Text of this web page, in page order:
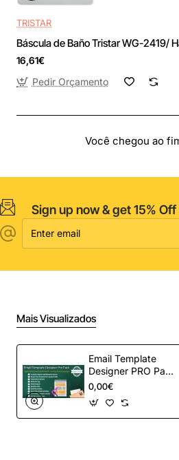
TRISTAR
Báscula de Baño Tristar WG-2419/
16,61€
Pedir Orçamento
Você chegou ao
Sign up now & get 15% Off
Enter
email
Mais Visualizados
Email Template
Designer PRO Pack
– Automação de e-
mail definitiva para
OpenCart
0,00€